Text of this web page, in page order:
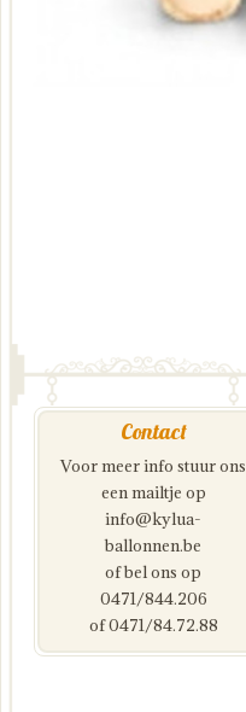
Contact
Voor meer info stuur ons
een mailtje op
info@kylua-
ballonnen.be
of bel ons op
0471/844.206
of 0471/84.72.88